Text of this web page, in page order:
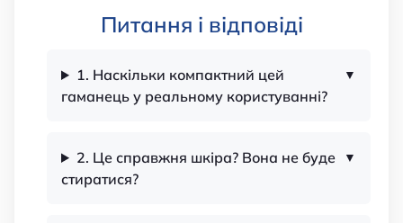
Питання і відповіді
1. Наскільки компактний цей
гаманець у реальному користуванні?
2. Це справжня шкіра? Вона не буде
стиратися?